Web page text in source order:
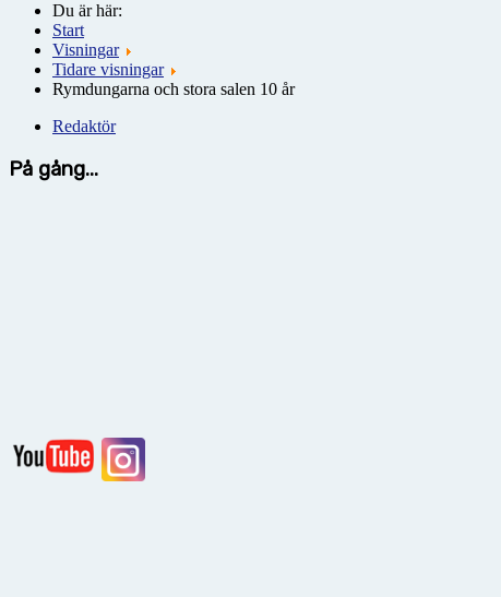
Du är här:
Start
Visningar
Tidare visningar
Rymdungarna och stora salen 10 år
Redaktör
På gång...